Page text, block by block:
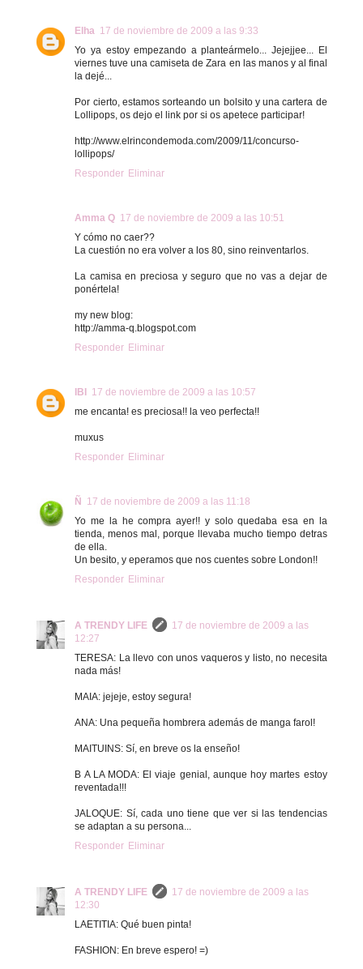
Elha 17 de noviembre de 2009 a las 9:33
Yo ya estoy empezando a planteármelo... Jejejjee... El
viernes tuve una camiseta de Zara en las manos y al final
la dejé...
Por cierto, estamos sorteando un bolsito y una cartera de
Lollipops, os dejo el link por si os apetece participar!
http://www.elrincondemoda.com/2009/11/concurso-
lollipops/
Responder Eliminar
Amma Q 17 de noviembre de 2009 a las 10:51
Y cómo no caer??
La cuestión no era volver a los 80, sino reinventarlos.
La camisa en preciosa y seguro que no vas a dejar de
ponértela!
my new blog:
http://amma-q.blogspot.com
Responder Eliminar
IBI
17 de noviembre de 2009 a las 10:57
me encanta! es preciosa!! la veo perfecta!!
muxus
Responder Eliminar
Ñ
17 de noviembre de 2009 a las 11:18
Yo me la he compra ayer!! y solo quedaba esa en la
tienda, menos mal, porque llevaba mucho tiempo detras
de ella.
Un besito, y eperamos que nos cuentes sobre London!!
Responder Eliminar
A TRENDY LIFE
17 de noviembre de 2009 a las
12:27
TERESA: La llevo con unos vaqueros y listo, no necesita
nada más!
MAIA: jejeje, estoy segura!
ANA: Una pequeña hombrera además de manga farol!
MAITUINS: Sí, en breve os la enseño!
B A LA MODA: El viaje genial, aunque hoy martes estoy
reventada!!!
JALOQUE: Sí, cada uno tiene que ver si las tendencias
se adaptan a su persona...
Responder Eliminar
A TRENDY LIFE
17 de noviembre de 2009 a las
12:30
LAETITIA: Qué buen pinta!
FASHION: En breve espero! =)